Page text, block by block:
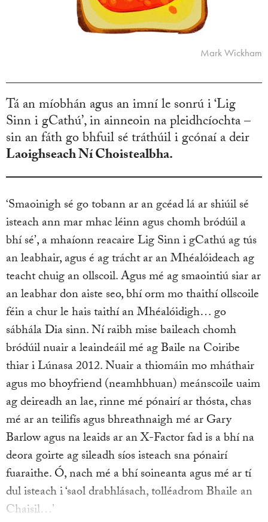
Mark Wickham
Tá an míobhán agus an imní le sonrú i ‘Lig
Sinn i gCathú’, in ainneoin na pleidhcíochta –
sin an fáth go bhfuil sé tráthúil i gcónaí a deir
Laoighseach Ní Choistealbha.
‘Smaoinigh sé go tobann ar an gcéad lá ar shiúil sé
isteach ann mar mhac léinn agus chomh bródúil a
bhí sé’, a mhaíonn reacaire Lig Sinn i gCathú ag tús
an leabhair, agus é ag trácht ar an Mhéalóideach ag
teacht chuig an ollscoil. Agus mé ag smaointiú siar ar
an leabhar don aiste seo, bhí orm mo thaithí ollscoile
féin a chur le hais taithí an Mhéalóidigh… go
sábhála Dia sinn. Ní raibh mise baileach chomh
bródúil nuair a leaindeáil mé ag Baile na Coiribe
thiar i Lúnasa 2012. Nuair a thiomáin mo mháthair
agus mo bhoyfriend (neamhbhuan) meánscoile uaim
ag deireadh an lae, rinne mé pónairí ar thósta, chas
mé ar an teilifís agus bhreathnaigh mé ar Gary
Barlow agus na leaids ar an X-Factor fad is a bhí na
deora goirte ag sileadh síos isteach sna pónairí
fuaraithe. Ó, nach mé a bhí soineanta agus mé ar tí
dul isteach i ‘saol drabhlásach, tolléadrom Bhaile an
Chaisil…’